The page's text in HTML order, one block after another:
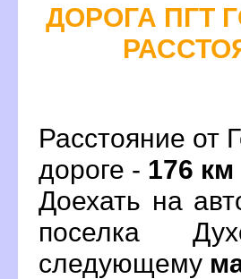
ДОРОГА ПГТ
Расстояние от
дороге - 176 км
Доехать на
поселка
следующему